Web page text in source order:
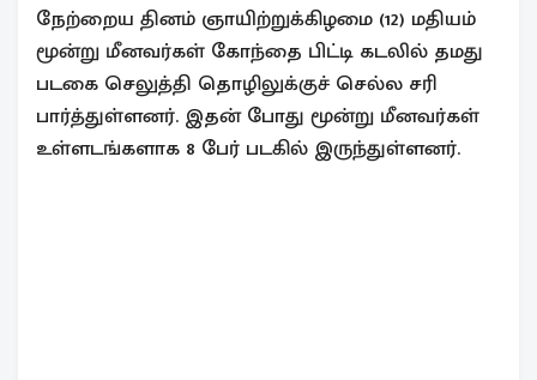
நேற்றைய தினம் ஞாயிற்றுக்கிழமை (12) மதியம்
மூன்று மீனவர்கள் கோந்தை பிட்டி கடலில் தமது
படகை செலுத்தி தொழிலுக்குச் செல்ல சரி
பார்த்துள்ளனர். இதன் போது மூன்று மீனவர்கள்
உள்ளடங்களாக 8 பேர் படகில் இருந்துள்ளனர்.